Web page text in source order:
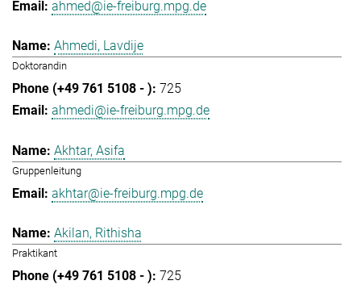
ahmed@ie-freiburg.mpg.de
Ahmedi, Lavdije
Doktorandin
725
ahmedi@ie-freiburg.mpg.de
Akhtar, Asifa
Gruppenleitung
akhtar@ie-freiburg.mpg.de
Akilan, Rithisha
Praktikant
725